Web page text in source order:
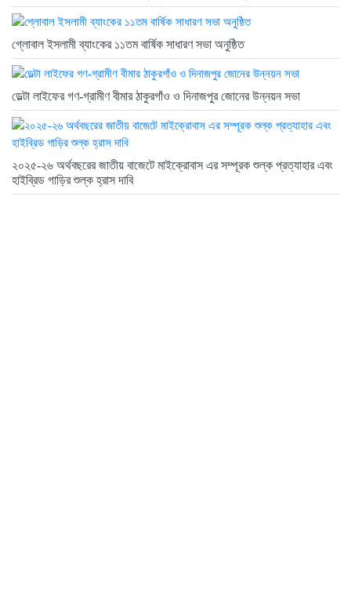
গ্লোবাল ইসলামী ব্যাংকের ১১তম বার্ষিক সাধারণ সভা অনুষ্ঠিত
ডেল্টা লাইফের গণ-গ্রামীণ বীমার ঠাকুরগাঁও ও দিনাজপুর জোনের উন্নয়ন সভা
২০২৫-২৬ অর্থবছরের জাতীয় বাজেটে মাইক্রোবাস এর সম্পূরক শুল্ক প্রত্যাহার এবং
হাইব্রিড গাড়ির শুল্ক হ্রাস দাবি